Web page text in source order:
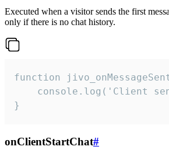
Executed when a visitor sends the first
only if there is no chat history.
function
console.log('Client
}
onClientStartChat#